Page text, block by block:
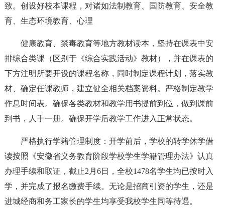
致。创设好校本课程，对诸如法制教育、国防教育、安全教
育、生态环境教育、心理
健康教育、禁毒教育等地方教材读本，坚持在课表中安
排综合类课（区别于《综合实践活动》教材），并在课表的
下方注明所要开设的课程名称，同时制定课程计划，落实教
材、确定任课教师，建立健全相关档案资料。严格制定教学
作息时间表。确保各类教材和教学用书提前到位，做到课前
到书，人手一册。确保开学后教学工作进入正常状态。
严格执行学籍管理制度：开学前后，学校的转学休学借
读按照《安徽省义务教育阶段学校学生学籍管理办法》认真
办理手续和取证，截止2月6日，全校1478名学生均已按时入
学，并完成了报名缴费手续。无论是招商引资的学生，还是
进城经商和务工家长的学生均享受我校学生同等待遇。